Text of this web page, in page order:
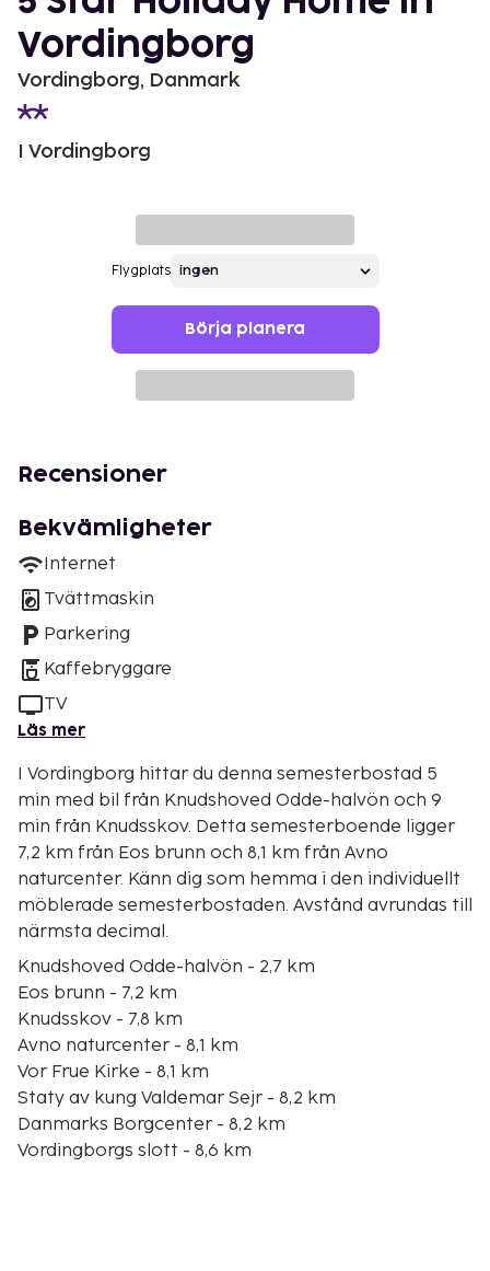
Vordingborg
Vordingborg, Danmark
I Vordingborg
Flygplats
Börja planera
Recensioner
Bekvämligheter
Internet
Tvättmaskin
Parkering
Kaffebryggare
TV
Läs mer
I Vordingborg hittar du denna semesterbostad 5
min med bil från Knudshoved Odde-halvön och 9
min från Knudsskov. Detta semesterboende ligger
7,2 km från Eos brunn och 8,1 km från Avno
naturcenter. Känn dig som hemma i den individuellt
möblerade semesterbostaden. Avstånd avrundas till
närmsta decimal.
Knudshoved Odde-halvön - 2,7 km
Eos brunn - 7,2 km
Knudsskov - 7,8 km
Avno naturcenter - 8,1 km
Vor Frue Kirke - 8,1 km
Staty av kung Valdemar Sejr - 8,2 km
Danmarks Borgcenter - 8,2 km
Vordingborgs slott - 8,6 km